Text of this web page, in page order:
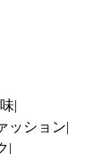
ッション